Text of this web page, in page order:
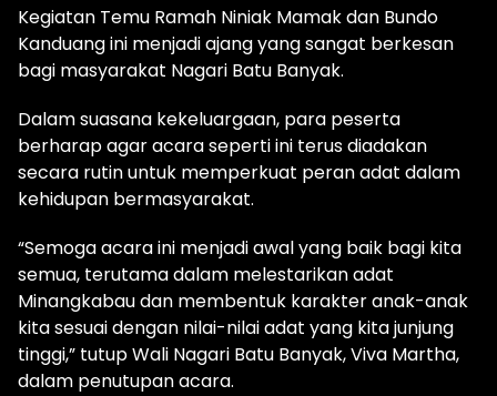
Kegiatan Temu Ramah Niniak Mamak dan Bundo
Kanduang ini menjadi ajang yang sangat berkesan
bagi masyarakat Nagari Batu Banyak.
Dalam suasana kekeluargaan, para peserta
berharap agar acara seperti ini terus diadakan
secara rutin untuk memperkuat peran adat dalam
kehidupan bermasyarakat.
“Semoga acara ini menjadi awal yang baik bagi kita
semua, terutama dalam melestarikan adat
Minangkabau dan membentuk karakter anak-anak
kita sesuai dengan nilai-nilai adat yang kita junjung
tinggi,” tutup Wali Nagari Batu Banyak, Viva Martha,
dalam penutupan acara.